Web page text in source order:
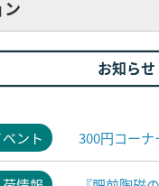
お知らせ
ント 300円コー